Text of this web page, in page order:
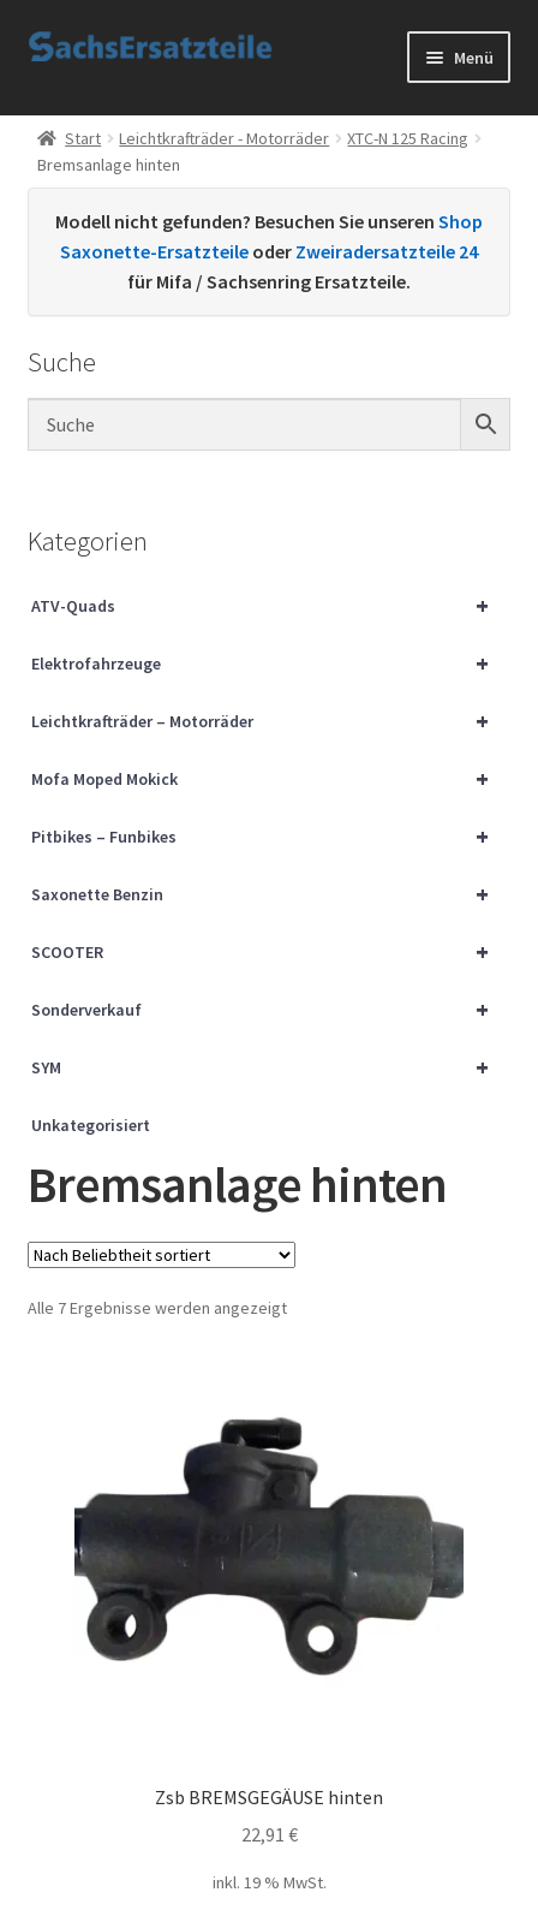
Zur
Zum
Menü
Start
AGB
Datenschutzerklärung
Kontakt
Sachs Ersatzteile
Über uns
Start Leichtkrafträder - Motorräder
XTC-N 125 Racing
Bremsanlage hinten
Modell nicht gefunden? Besuchen Sie unseren Shop
Saxonette-Ersatzteile oder Zweiradersatzteile 24
für Mifa / Sachsenring Ersatzteile.
Suche
Kategorien
+
ATV-Quads
+
Elektrofahrzeuge
+
Leichtkrafträder – Motorräder
+
Mofa Moped Mokick
+
Pitbikes – Funbikes
+
Saxonette Benzin
+
SCOOTER
+
Sonderverkauf
+
SYM
Unkategorisiert
Bremsanlage hinten
Alle 7 Ergebnisse werden angezeigtNach
Zsb BREMSGEGÄUSE hinten
22,91 €
inkl. 19 % MwSt.